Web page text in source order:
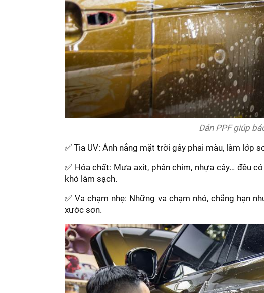
Dán PPF giúp
✅ Tia UV: Ánh nắng mặt trời gây phai màu, làm lớp
✅ Hóa chất: Mưa axit, phân chim, nhựa cây… đều
khó làm sạch.
✅ Va chạm nhẹ: Những va chạm nhỏ, chẳng hạn
xước sơn.